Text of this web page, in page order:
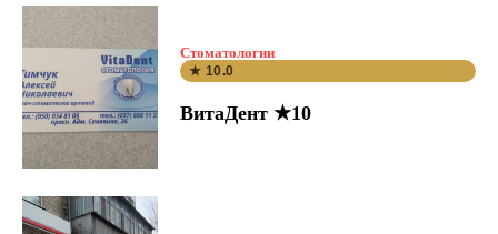
Стоматологии
★ 10.0
ВитаДент ★10